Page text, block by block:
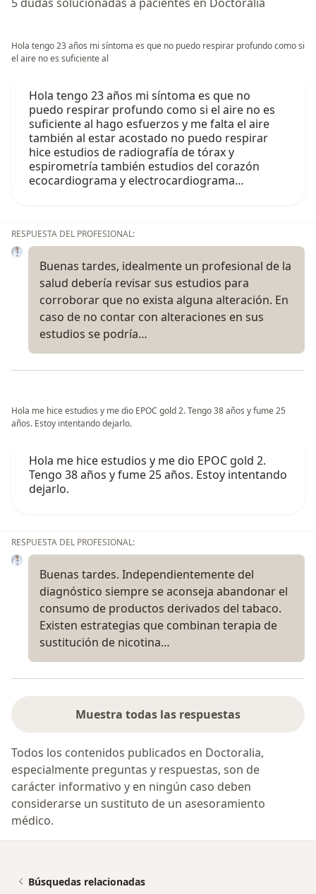
Hola tengo 23 años mi síntoma es que no puedo respirar profundo como si
el aire no es suficiente al
Hola tengo 23 años mi síntoma es que no
puedo respirar profundo como si el aire no es
suficiente al hago esfuerzos y me falta el aire
también al estar acostado no puedo respirar
hice estudios de radiografía de tórax y
espirometría también estudios del corazón
ecocardiograma y electrocardiograma…
RESPUESTA DEL PROFESIONAL:
Buenas tardes, idealmente un profesional de la
salud debería revisar sus estudios para
corroborar que no exista alguna alteración. En
caso de no contar con alteraciones en sus
estudios se podría…
Hola me hice estudios y me dio EPOC gold 2. Tengo 38 años y fume 25
años. Estoy intentando dejarlo.
Hola me hice estudios y me dio EPOC gold 2.
Tengo 38 años y fume 25 años. Estoy intentando
dejarlo.
RESPUESTA DEL PROFESIONAL:
Buenas tardes. Independientemente del
diagnóstico siempre se aconseja abandonar el
consumo de productos derivados del tabaco.
Existen estrategias que combinan terapia de
sustitución de nicotina…
Muestra todas las respuestas
Todos los contenidos publicados en Doctoralia,
especialmente preguntas y respuestas, son de
carácter informativo y en ningún caso deben
considerarse un sustituto de un asesoramiento
médico.
Búsquedas relacionadas